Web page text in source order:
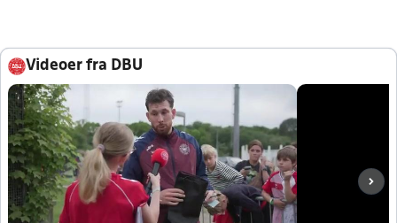
Videoer fra DBU